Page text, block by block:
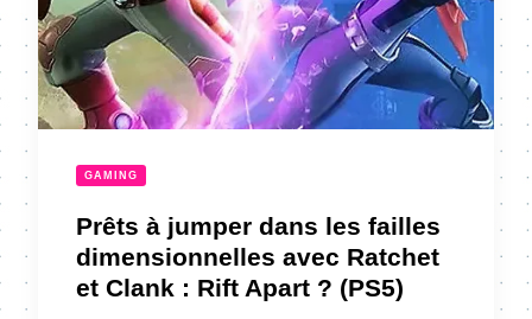
GAMING
Prêts à jumper dans les failles
dimensionnelles avec Ratchet
et Clank : Rift Apart ? (PS5)